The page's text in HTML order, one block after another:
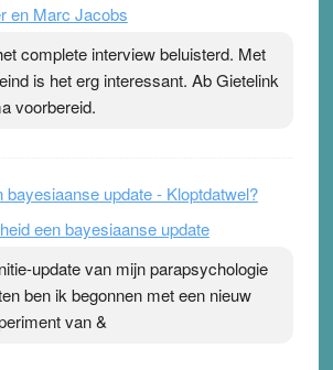
en Marc Jacobs
complete interview beluisterd. Met
is het erg interessant. Ab Gietelink
voorbereid.
bayesiaanse update - Kloptdatwel?
een bayesiaanse update
update van mijn parapsychologie
ben ik begonnen met een nieuw
van &